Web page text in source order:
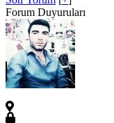
Forum Duyuruları